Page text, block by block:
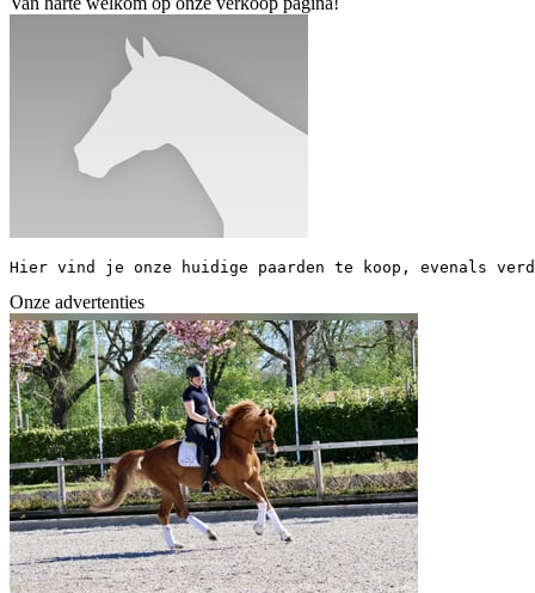
Hier vind je onze huidige paarden te koop, evenals
Onze advertenties